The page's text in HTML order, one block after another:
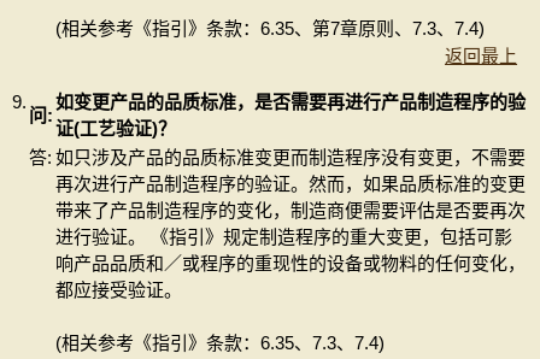
(相关参考《指引》条款：6.35、第7章原则、7.3、7.4)
返回最上
9.
问:
如变更产品的品质标准，是否需要再进行产品制造程序的验
证(工艺验证)？
答: 如只涉及产品的品质标准变更而制造程序没有变更，不需要
再次进行产品制造程序的验证。然而，如果品质标准的变更
带来了产品制造程序的变化，制造商便需要评估是否要再次
进行验证。 《指引》规定制造程序的重大变更，包括可影
响产品品质和／或程序的重现性的设备或物料的任何变化，
都应接受验证。
(相关参考《指引》条款：6.35、7.3、7.4)